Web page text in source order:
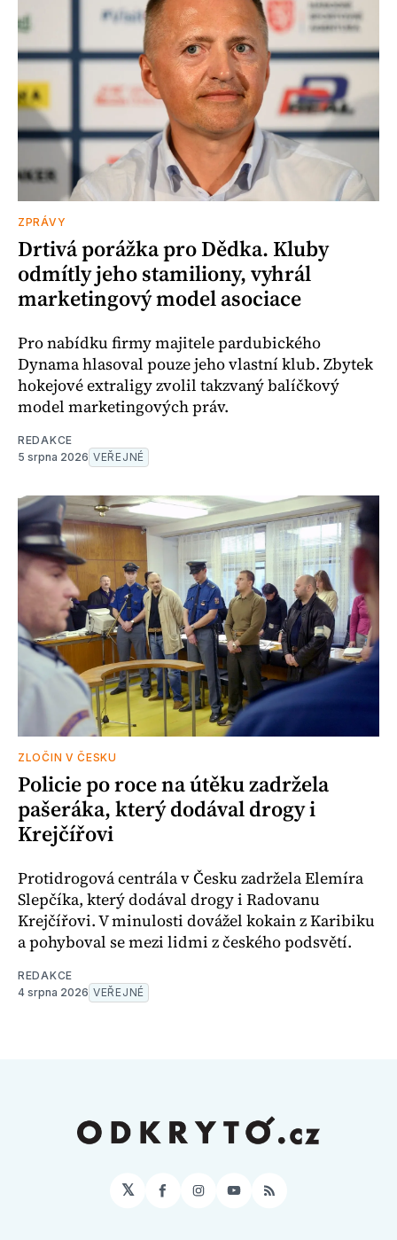
ZPRÁVY
Drtivá porážka pro Dědka. Kluby
odmítly jeho stamiliony, vyhrál
marketingový model asociace
Pro nabídku firmy majitele pardubického
Dynama hlasoval pouze jeho vlastní klub. Zbytek
hokejové extraligy zvolil takzvaný balíčkový
model marketingových práv.
REDAKCE
5 srpna 2026 VEŘEJNÉ
ZLOČIN V ČESKU
Policie po roce na útěku zadržela
pašeráka, který dodával drogy i
Krejčířovi
Protidrogová centrála v Česku zadržela Elemíra
Slepčíka, který dodával drogy i Radovanu
Krejčířovi. V minulosti dovážel kokain z Karibiku
a pohyboval se mezi lidmi z českého podsvětí.
REDAKCE
4 srpna 2026 VEŘEJNÉ
𝕏 Facebook
Instagram
YouTube
RSS